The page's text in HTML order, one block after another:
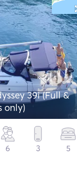
39i (Full &
only)
6 3 5